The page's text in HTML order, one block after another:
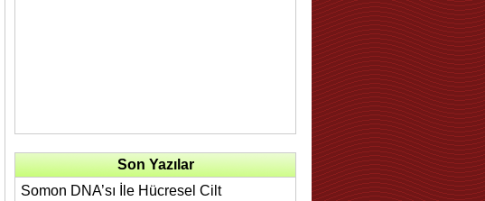
Son Yazılar
Somon DNA’sı İle Hücresel Cilt